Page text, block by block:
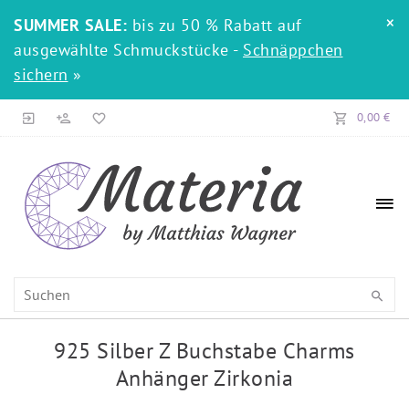
SUMMER SALE: bis zu 50 % Rabatt auf
ausgewählte Schmuckstücke - Schnäppchen
sichern »
×
0,00 €
925 Silber Z Buchstabe Charms
Anhänger Zirkonia